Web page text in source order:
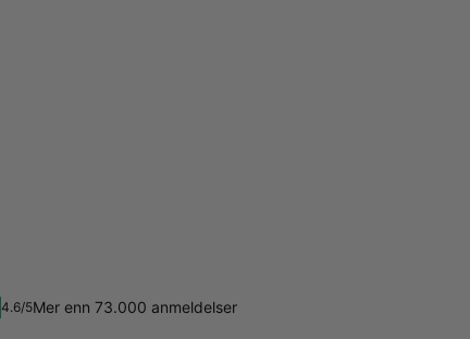
4.6/5Mer enn 73.000 anmeldelser